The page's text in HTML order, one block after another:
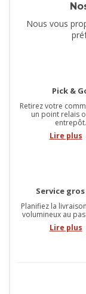
Nous vous
Pick &
Retirez votre
un point relais
entrepôt.
Lire plus
Service
Planifiez la
volumineux au
Lire plus